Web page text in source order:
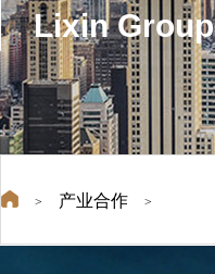
Lixin Group
> 产业合作 >